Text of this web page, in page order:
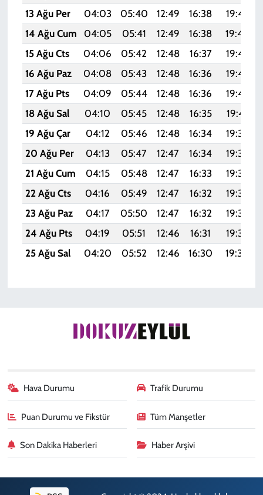
13 Ağu Per
04:03 05:40 12:49 16:38 19:47
14 Ağu Cum
04:05 05:41 12:49 16:38 19:46
15 Ağu Cts
04:06 05:42 12:48 16:37 19:45
16 Ağu Paz
04:08 05:43 12:48 16:36 19:43
17 Ağu Pts
04:09 05:44 12:48 16:36
19:42
18 Ağu Sal
04:10 05:45 12:48 16:35 19:41
19 Ağu Çar
04:12 05:46 12:48 16:34 19:39
20 Ağu Per
04:13 05:47 12:47 16:34 19:38
21 Ağu Cum
04:15 05:48 12:47 16:33 19:36
22 Ağu Cts
04:16 05:49 12:47 16:32 19:35
23 Ağu Paz
04:17 05:50 12:47 16:32 19:33
24 Ağu Pts
04:19 05:51 12:46 16:31 19:32
25 Ağu Sal
04:20 05:52 12:46 16:30 19:30
Hava Durumu Trafik Durumu
Puan Durumu ve Fikstür Tüm Manşetler
Son Dakika Haberleri Haber Arşivi